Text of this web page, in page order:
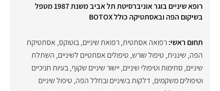
רופא שיניים בוגר אוניברסיטת תל אביב משנת 1987 מטפל
בשיקום הפה ובאסתטיקה כולל BOTOX
תחום ראשי:רפואה אסתטית,רפואת שיניים,בוטוקס, אסתטיקת
הפה, שיננית, טיפול שורש, טיפולים אסתטיים לשיניים, השתלת
שיניים, סתימות וטיפולי שיניים,יישור שיניים שקוף,בעיות חניכיים
וטיפולים משקמים, דלקות בשיניים ובחלל הפה, טיפול שיניים